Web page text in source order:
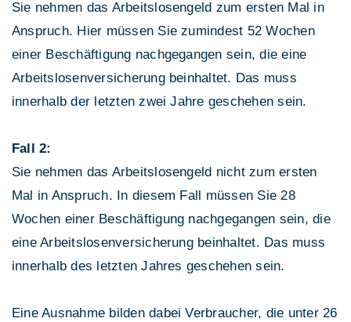
Sie nehmen das Arbeitslosengeld zum ersten Mal in
Anspruch. Hier müssen Sie zumindest 52 Wochen
einer Beschäftigung nachgegangen sein, die eine
Arbeitslosenversicherung beinhaltet. Das muss
innerhalb der letzten zwei Jahre geschehen sein.
Fall 2:
Sie nehmen das Arbeitslosengeld nicht zum ersten
Mal in Anspruch. In diesem Fall müssen Sie 28
Wochen einer Beschäftigung nachgegangen sein, die
eine Arbeitslosenversicherung beinhaltet. Das muss
innerhalb des letzten Jahres geschehen sein.
Eine Ausnahme bilden dabei Verbraucher, die unter 26